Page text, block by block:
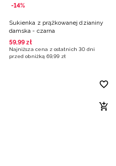
-14%
Sukienka z prążkowanej dzianiny
damska - czarna
59,99 zł
Najniższa cena z ostatnich 30 dni
przed obniżką 69,99 zł